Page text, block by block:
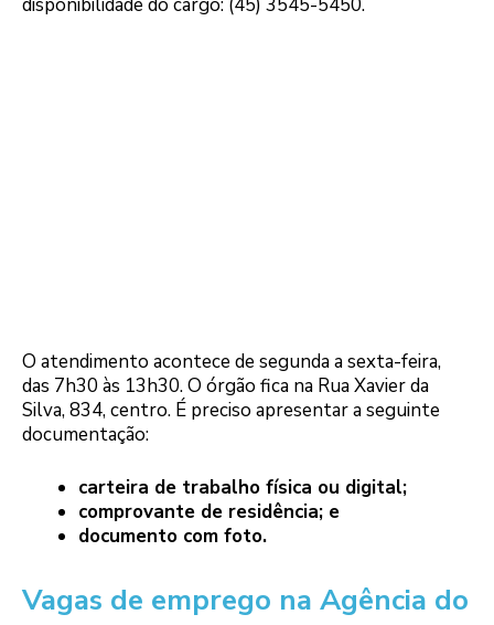
disponibilidade do cargo: (45) 3545-5450.
O atendimento acontece de segunda a sexta-feira,
das 7h30 às 13h30. O órgão fica na Rua Xavier da
Silva, 834, centro. É preciso apresentar a seguinte
documentação:
carteira de trabalho física ou digital;
comprovante de residência; e
documento com foto.
Vagas de emprego na Agência do